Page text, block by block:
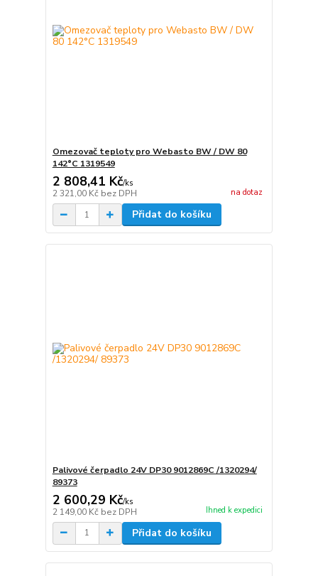
Omezovač teploty pro Webasto BW / DW 80
142°C 1319549
2 808,41 Kč/ks
2 321,00 Kč bez DPH na dotaz
Přidat do košíku
Palivové čerpadlo 24V DP30 9012869C /1320294/
89373
2 600,29 Kč/ks
2 149,00 Kč bez DPH Ihned k expedici
Přidat do košíku